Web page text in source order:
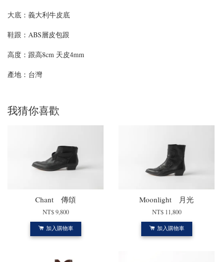
大底：義大利牛皮底
鞋跟：ABS層皮包跟
高度：跟高8cm 天皮4mm
產地：台灣
我猜你喜歡
Chant 傳頌
NT$ 9,800
加入購物車
Moonlight 月光
NT$ 11,800
加入購物車